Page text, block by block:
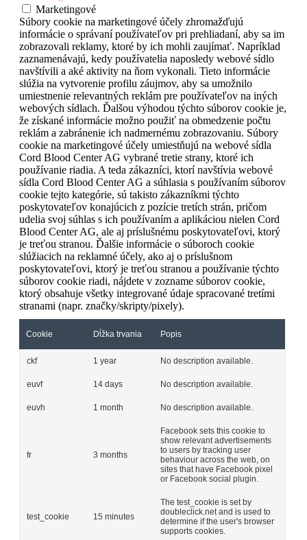
Marketingové
Súbory cookie na marketingové účely zhromažďujú
informácie o správaní používateľov pri prehliadaní, aby sa im
zobrazovali reklamy, ktoré by ich mohli zaujímať. Napríklad
zaznamenávajú, kedy používatelia naposledy webové sídlo
navštívili a aké aktivity na ňom vykonali. Tieto informácie
slúžia na vytvorenie profilu záujmov, aby sa umožnilo
umiestnenie relevantných reklám pre používateľov na iných
webových sídlach. Ďalšou výhodou týchto súborov cookie je,
že získané informácie možno použiť na obmedzenie počtu
reklám a zabránenie ich nadmernému zobrazovaniu. Súbory
cookie na marketingové účely umiestňujú na webové sídla
Cord Blood Center AG vybrané tretie strany, ktoré ich
používanie riadia. A teda zákazníci, ktorí navštívia webové
sídla Cord Blood Center AG a súhlasia s používaním súborov
cookie tejto kategórie, sú takisto zákazníkmi týchto
poskytovateľov konajúcich z pozície tretích strán, pričom
udelia svoj súhlas s ich používaním a aplikáciou nielen Cord
Blood Center AG, ale aj príslušnému poskytovateľovi, ktorý
je treťou stranou. Ďalšie informácie o súboroch cookie
slúžiacich na reklamné účely, ako aj o príslušnom
poskytovateľovi, ktorý je treťou stranou a používanie týchto
súborov cookie riadi, nájdete v zozname súborov cookie,
ktorý obsahuje všetky integrované údaje spracované tretími
stranami (napr. značky/skripty/pixely).
Cookie Dĺžka trvania Popis
ckf 1 year No description available.
euvf 14 days No description available.
euvh 1 month No description available.
fr 3 months
Facebook sets this cookie to
show relevant advertisements
to users by tracking user
behaviour across the web, on
sites that have Facebook pixel
or Facebook social plugin.
test_cookie 15 minutes
The test_cookie is set by
doubleclick.net and is used to
determine if the user's browser
supports cookies.